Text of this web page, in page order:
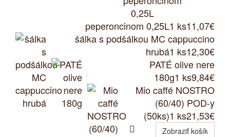
peperoncinom 0,25L1 ks11,07€
šálka s podšálkou MC cappuccino
hrubá1 ks12,30€
PATÉ olive nere
180g1 ks9,84€
Mio caffé NOSTRO
(60/40) POD-y
(50ks)1 ks21,53€
Zobraziť košík
